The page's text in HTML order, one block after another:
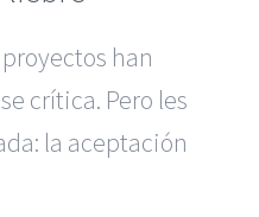
han
crítica. Pero les
la aceptación